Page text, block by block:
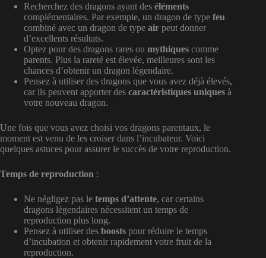
Recherchez des dragons ayant des éléments
complémentaires. Par exemple, un dragon de type feu
combiné avec un dragon de type air peut donner
d’excellents résultats.
Optez pour des dragons rares ou mythiques comme
parents. Plus la rareté est élevée, meilleures sont les
chances d’obtenir un dragon légendaire.
Pensez à utiliser des dragons que vous avez déjà élevés,
car ils peuvent apporter des caractéristiques uniques à
votre nouveau dragon.
Une fois que vous avez choisi vos dragons parentaux, le
moment est venu de les croiser dans l’incubateur. Voici
quelques astuces pour assurer le succès de votre reproduction.
Temps de reproduction :
Ne négligez pas le temps d’attente, car certains
dragons légendaires nécessitent un temps de
reproduction plus long.
Pensez à utiliser des boosts pour réduire le temps
d’incubation et obtenir rapidement votre fruit de la
reproduction.